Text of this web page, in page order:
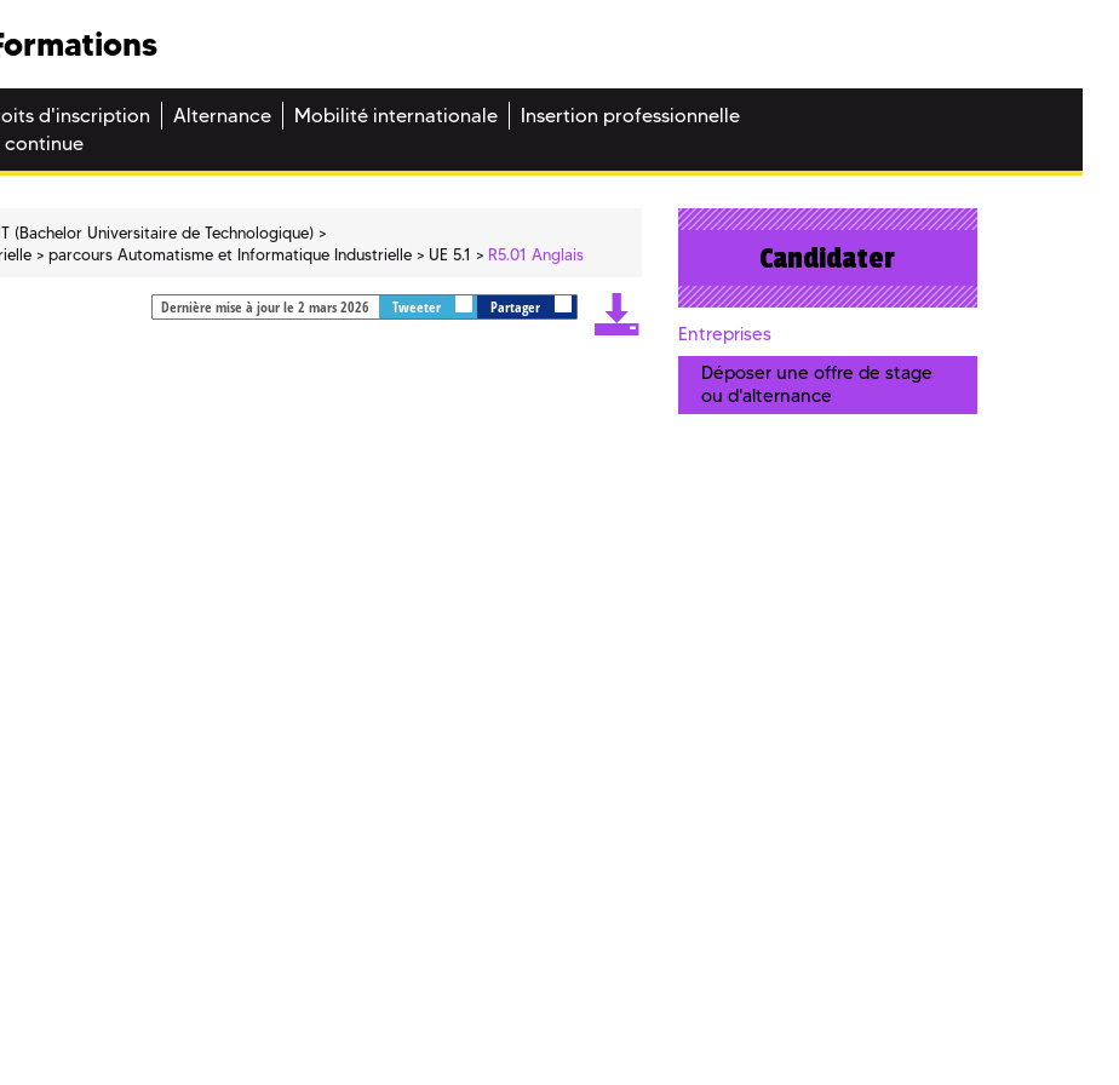
d'inscription Alternance Mobilité internationale
Insertion professionnelle
continue
(Bachelor Universitaire de Technologique)
parcours Automatisme et Informatique Industrielle UE 5.1 R5.01 Anglais
Dernière mise à jour le 2 mars 2026 Tweeter Partager
Candidater
Entreprises
Déposer une offre de stage
ou d'alternance